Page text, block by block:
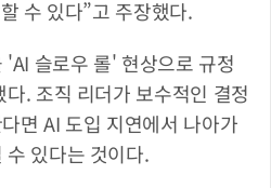
수 있다”고 주장했다.
슬로우 롤' 현상으로 규정
. 조직 리더가 보수적인 결정
면 AI 도입 지연에서 나아가
있다는 것이다.